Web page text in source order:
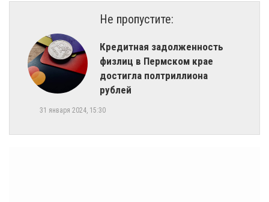
Не пропустите:
Кредитная задолженность
физлиц в Пермском крае
достигла полтриллиона
рублей
31 января 2024, 15:30